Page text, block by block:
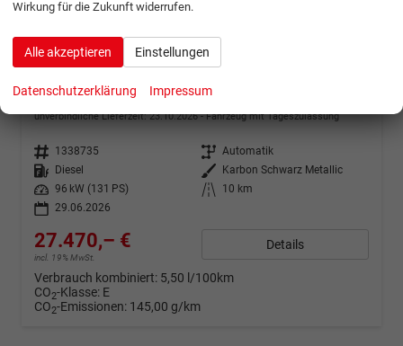
ab 544,– € mtl.
Opel Combo
GS AT8 Connect+P Nav 2xPDC Keyl Klimaaut
unverbindliche Lieferzeit:23.10.2026 Fahrzeug mit Tageszulassung
Fahrzeugnr. 1338735 Getriebe Automatik
Kraftstoff
Diesel Außenfarbe
Karbon Schwarz Metallic
Leistung
96 kW (131 PS) Kilometerstand
10 km
29.06.2026
27.470,– €
incl. 19% MwSt.
Details
Verbrauch kombiniert: 5,50 l/100km
CO2-Klasse: E
CO2-Emissionen: 145,00 g/km
Wirkung für die Zukunft widerrufen.
Alle akzeptieren Einstellungen
Datenschutzerklärung Impressum